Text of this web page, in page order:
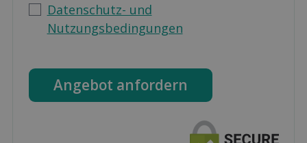
Datenschutz- und
Nutzungsbedingungen
Angebot anfordern